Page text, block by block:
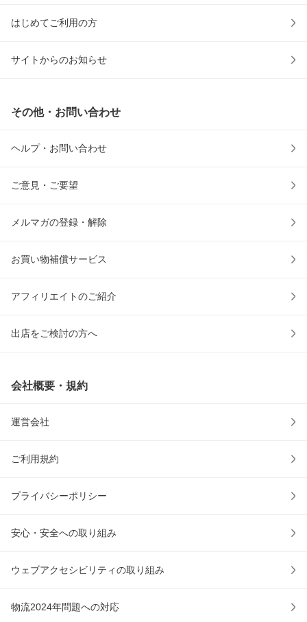
はじめてご利用の方
サイトからのお知らせ
その他・お問い合わせ
ヘルプ・お問い合わせ
ご意見・ご要望
メルマガの登録・解除
お買い物補償サービス
アフィリエイトのご紹介
出店をご検討の方へ
会社概要・規約
運営会社
ご利用規約
プライバシーポリシー
安心・安全への取り組み
ウェブアクセシビリティの取り組み
物流2024年問題への対応